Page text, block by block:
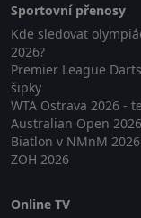
Sportovní přenosy
Kde sledovat
2026?
Premier League
šipky
WTA Ostrava 2026 -
Australian Open 2026
Biatlon v NMnM 2026
ZOH 2026
Online TV